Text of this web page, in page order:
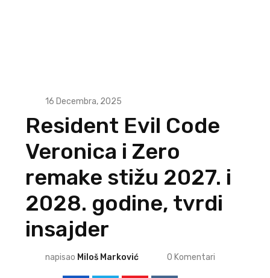
16 Decembra, 2025
Resident Evil Code
Veronica i Zero
remake stižu 2027. i
2028. godine, tvrdi
insajder
napisao Miloš Marković 0 Komentari